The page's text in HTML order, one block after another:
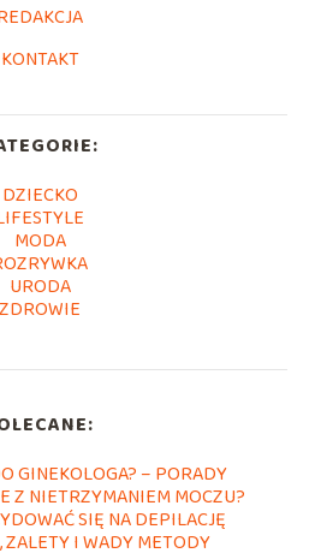
KONTAKT
DZIECKO
MODA
URODA
ZDROWIE
GINEKOLOGA? – PORADY
Z NIETRZYMANIEM MOCZU?
SIĘ NA DEPILACJĘ
ZALETY I WADY METODY